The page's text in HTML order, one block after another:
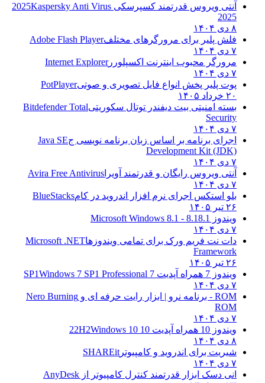
آنتی ویروس قدرتمند کسپرسکی 2025Kaspersky Anti Virus
2025
فلش پلیر برای مرورگرهای مختلفAdobe Flash Player
مرورگر محبوب اینترنت اکسپلوررInternet Explorer
پوت پلیر پخش انواع فایل تصویری و صوتیPotPlayer
بسته امنیتی بیت دیفندر توتال سکوریتیBitdefender Total
Security
اجرای برنامه بر اساس زبان برنامه نویسی ج Java SE
Development Kit (JDK)
آنتی ویروس رایگان و قدرتمند آویراAvira Free Antivirus
بلو استکس اجرای نرم افزار اندروید در کامBlueStacks
ویندوز 8.18.1 - Microsoft Windows 8.1
دات نت فریم ورک برای تمامی ویندوزهاMicrosoft .NET
Framework
ویندوز 7 همراه آپدیت 7 SP1
Windows 7 SP1 Professional
ROM - برنامه نرو | ابزار رایت حرفه ای و
Nero Burning
ROM
ویندوز 10 همراه آپدیت 10 22H2
Windows 10
شیریت برای اندروید و کامپیوترSHAREit
انی دسک ابزار قدرتمند کنترل کامپیوتر از
AnyDesk